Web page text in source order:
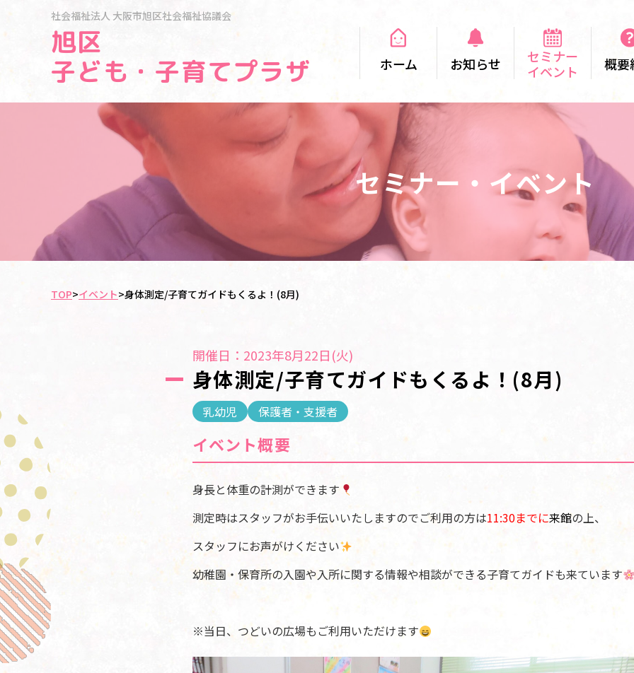
社会福祉法人 大阪市旭区社会福祉協議会
旭区
子ども・子育てプラザ
ホーム お知らせ
セミナー
イベント
概要
セミナー・イベント
TOP>イベント>身体測定/子育てガイドもくるよ！(8月)
開催日：2023年8月22日(火)
身体測定/子育てガイドもくるよ！(8月)
乳幼児 保護者・支援者
イベント概要
身長と体重の計測ができます
測定時はスタッフがお手伝いいたしますのでご利用の方は11:30までに来館の上、
スタッフにお声がけください
幼稚園・保育所の入園や入所に関する情報や相談ができる子育てガイドも来ています
※当日、つどいの広場もご利用いただけます